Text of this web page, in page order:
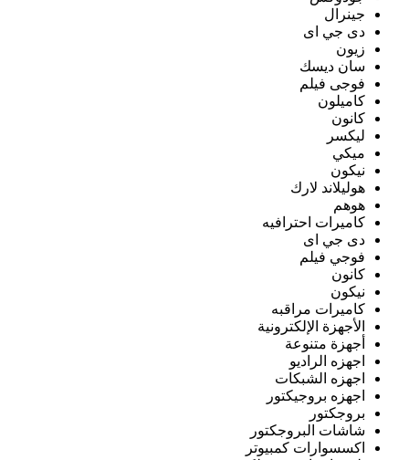
جينرال
دى جي اى
زيون
سان ديسك
فوجى فيلم
كاميلون
كانون
ليكسر
ميكي
نيكون
هوليلاند لارك
هوهم
كاميرات احترافيه
دى جي اى
فوجي فيلم
كانون
نيكون
كاميرات مراقبه
الأجهزة الإلكترونية
أجهزة متنوعة
اجهزه الراديو
اجهزه الشبكات
اجهزه بروجيكتور
بروجكتور
شاشات البروجكتور
اكسسوارات كمبيوتر